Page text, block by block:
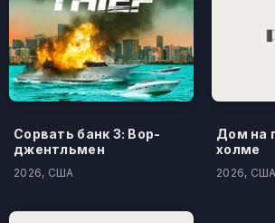
Сорвать банк 3: Вор-
джентльмен
2026, США
Дом на
холме
2026, США